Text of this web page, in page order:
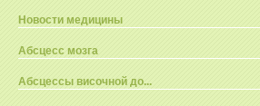
Новости медицины
Абсцесс мозга
Абсцессы височной до...